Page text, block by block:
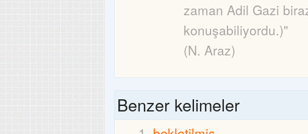
zaman Adil Gazi
konuşabiliyordu.)"
(N. Araz)
Benzer kelimeler